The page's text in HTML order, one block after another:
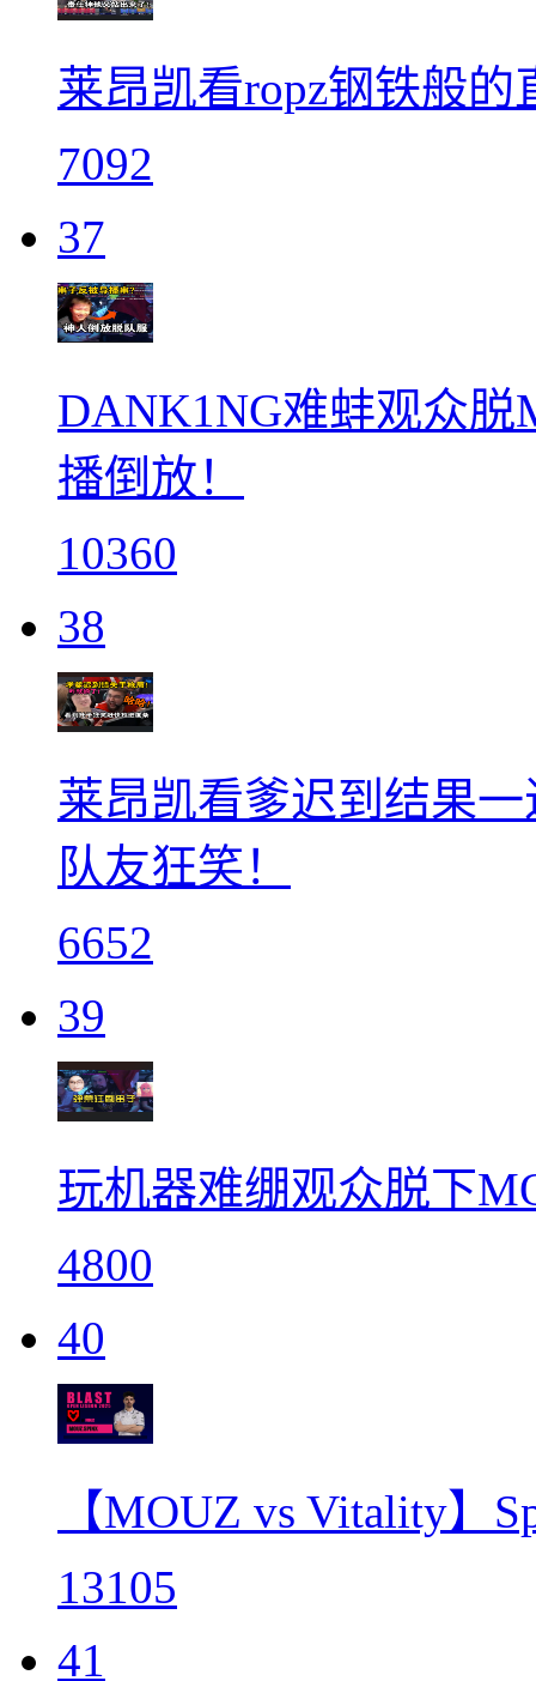
莱昂凯看ropz钢铁般
7092
37
DANK1NG难蚌观众
播倒放！
10360
38
莱昂凯看爹迟到结果
队友狂笑！
6652
39
玩机器难绷观众脱下
4800
40
【MOUZ vs Vitality】
13105
41